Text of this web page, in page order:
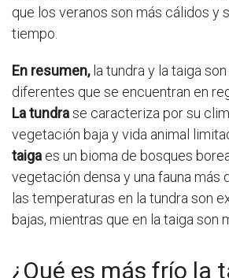
que los veranos son más cálidos y
tiempo.
En resumen,la tundra y la taiga
diferentes que se encuentran en
La tundrase caracteriza por su
vegetación baja y vida animal
taiga es un bioma de bosques
vegetación densa y una fauna más
las temperaturas en la tundra son
bajas, mientras que en la taiga son
¿Qué es más frío la